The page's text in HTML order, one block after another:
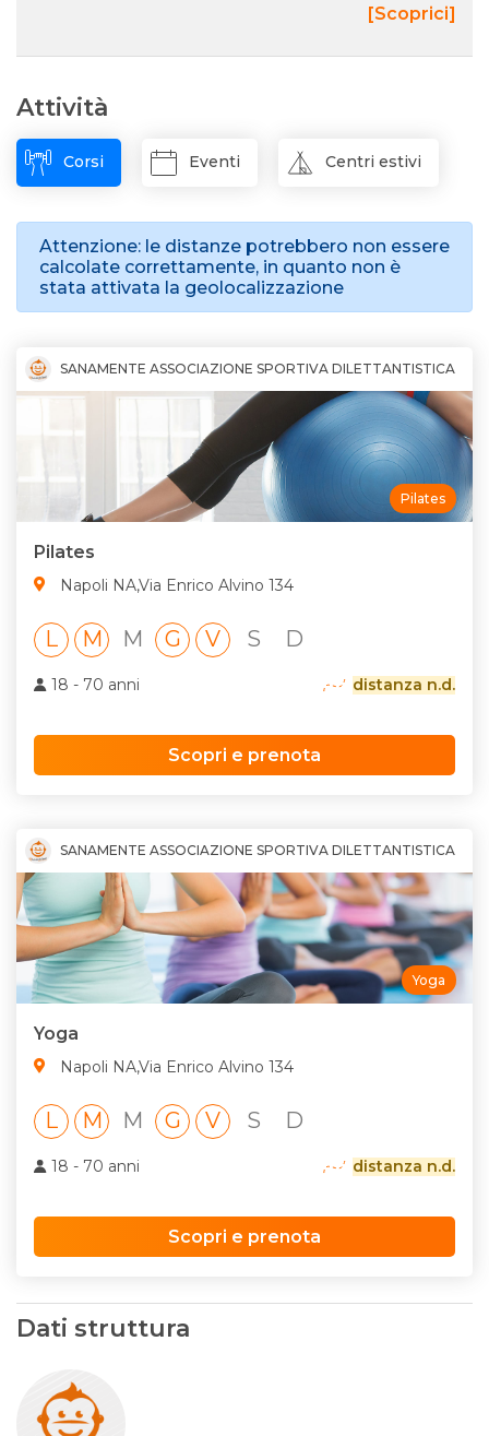
[Scoprici]
Attività
Corsi Eventi Centri estivi
Attenzione: le distanze potrebbero non essere
calcolate correttamente, in quanto non è
stata attivata la geolocalizzazione
SANAMENTE ASSOCIAZIONE SPORTIVA DILETTANTISTICA
Pilates
Pilates
Napoli NA,Via Enrico Alvino 134
L M M G V S D
18 - 70 anni distanza n.d.
Scopri e prenota
SANAMENTE ASSOCIAZIONE SPORTIVA DILETTANTISTICA
Yoga
Yoga
Napoli NA,Via Enrico Alvino 134
L M M G V S D
18 - 70 anni distanza n.d.
Scopri e prenota
Dati struttura